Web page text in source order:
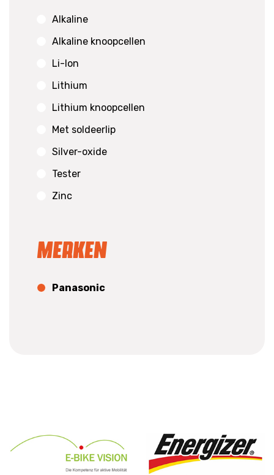
Alkaline
Alkaline knoopcellen
Li-Ion
Lithium
Lithium knoopcellen
Met soldeerlip
Silver-oxide
Tester
Zinc
Merken
Panasonic